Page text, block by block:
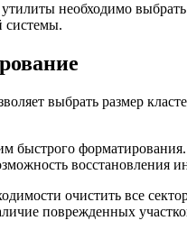
утилиты необходимо
системы.
выбрать размер
быстрого
очистить все
поврежденных